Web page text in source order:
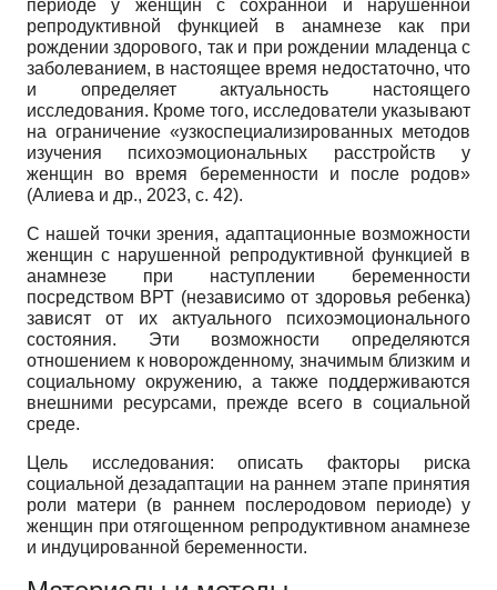
периоде у женщин с сохранной и нарушенной
репродуктивной функцией в анамнезе как при
рождении здорового, так и при рождении младенца с
заболеванием, в настоящее время недостаточно, что
и определяет актуальность настоящего
исследования. Кроме того, исследователи указывают
на ограничение «узкоспециализированных методов
изучения психоэмоциональных расстройств у
женщин во время беременности и после родов»
(Алиева и др., 2023, с. 42).
С нашей точки зрения, адаптационные возможности
женщин с нарушенной репродуктивной функцией в
анамнезе при наступлении беременности
посредством ВРТ (независимо от здоровья ребенка)
зависят от их актуального психоэмоционального
состояния. Эти возможности определяются
отношением к новорожденному, значимым близким и
социальному окружению, а также поддерживаются
внешними ресурсами, прежде всего в социальной
среде.
Цель исследования: описать факторы риска
социальной дезадаптации на раннем этапе принятия
роли матери (в раннем послеродовом периоде) у
женщин при отягощенном репродуктивном анамнезе
и индуцированной беременности.